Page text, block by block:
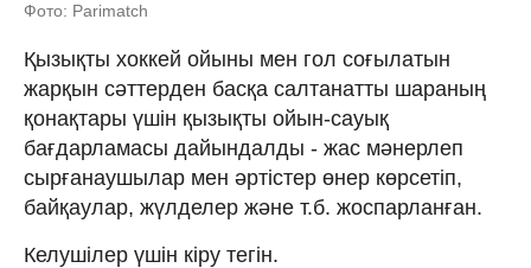
Фото: Parimatch
Қызықты хоккей ойыны мен гол соғылатын
жарқын сәттерден басқа салтанатты шараның
қонақтары үшін қызықты ойын-сауық
бағдарламасы дайындалды - жас мәнерлеп
сырғанаушылар мен әртістер өнер көрсетіп,
байқаулар, жүлделер және т.б. жоспарланған.
Келушілер үшін кіру тегін.